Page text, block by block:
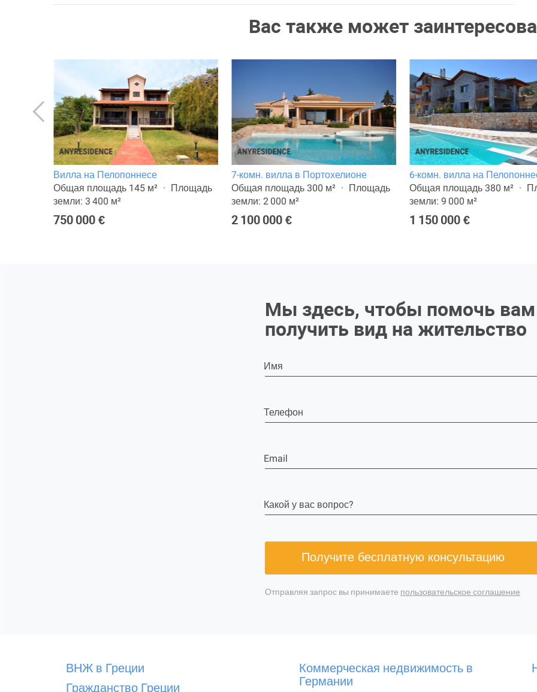
Вас также может
Вилла на Пелопоннесе
Общая площадь 145 м²
Площадь
земли: 3 400 м²
750 000 €
7-комн. вилла в Портохелионе
Общая площадь 300 м²
Площадь
земли: 2 000 м²
2 100 000 €
6-комн. вилла на
Общая площадь 380 м²
земли: 9 000 м²
1 150 000 €
Мы здесь, чтобы помочь вам
получить вид на жительство
Имя
Телефон
Email
Какой у вас вопрос?
Получите бесплатную консультацию
Отправляя запрос вы принимаете пользовательское соглашение
ВНЖ в Греции
Гражданство Греции
Коммерческая недвижимость в
Германии